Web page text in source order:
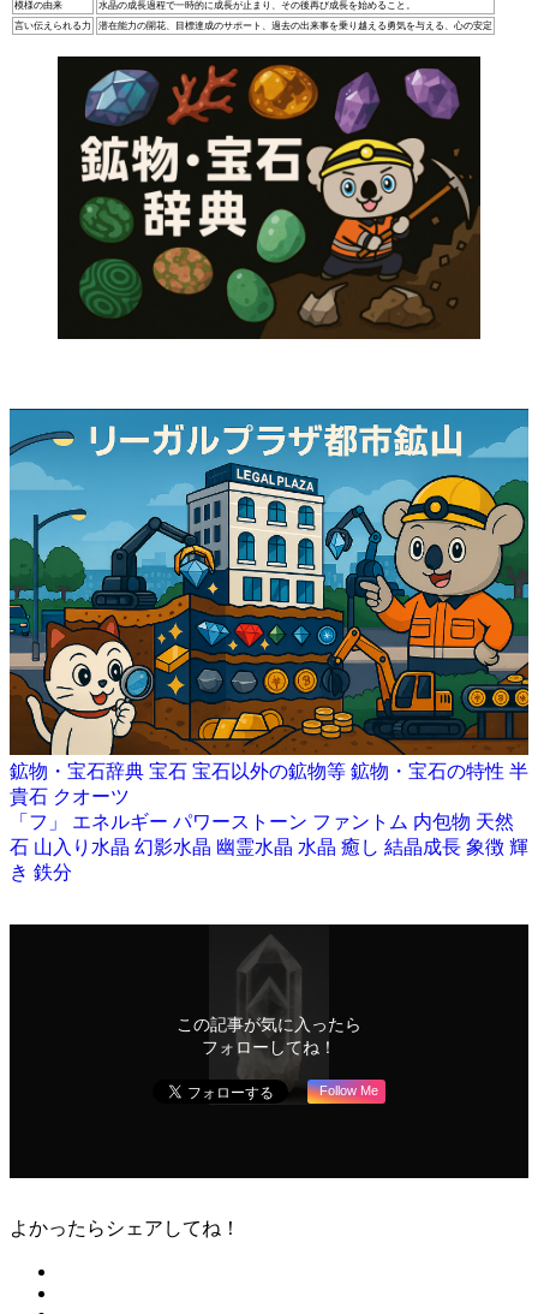
模様の由来
水晶の成長過程で一時的に成長が止まり、その後再び成長を始めること。
言い伝えられる力
潜在能力の開花、目標達成のサポート、過去の出来事を乗り越える勇気を与える、心の安定
鉱物・宝石辞典 宝石 宝石以外の鉱物等 鉱物・宝石の特性 半
貴石 クオーツ
「フ」 エネルギー パワーストーン ファントム 内包物 天然
石 山入り水晶 幻影水晶 幽霊水晶 水晶 癒し 結晶成長 象徴 輝
き 鉄分
この記事が気に入ったら
フォローしてね！
Follow Me
よかったらシェアしてね！